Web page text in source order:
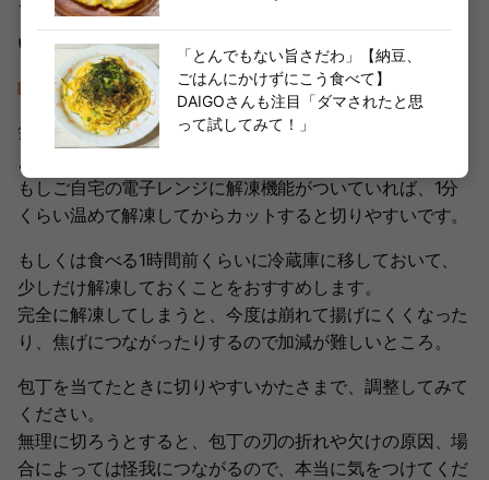
いや、これはもう釘が打てそうなレベル。
カットする前にやや解凍しておくことをおすすめ
筆者の体感ですが、凍ったままカットするのはお餅を切る
より至難の業。
もしご自宅の電子レンジに解凍機能がついていれば、1分
くらい温めて解凍してからカットすると切りやすいです。
もしくは食べる1時間前くらいに冷蔵庫に移しておいて、
少しだけ解凍しておくことをおすすめします。
完全に解凍してしまうと、今度は崩れて揚げにくくなった
り、焦げにつながったりするので加減が難しいところ。
包丁を当てたときに切りやすいかたさまで、調整してみて
ください。
無理に切ろうとすると、包丁の刃の折れや欠けの原因、場
合によっては怪我につながるので、本当に気をつけてくだ
「とんでもない旨さだわ」【納豆、
ごはんにかけずにこう食べて】
DAIGOさんも注目「ダマされたと思
って試してみて！」